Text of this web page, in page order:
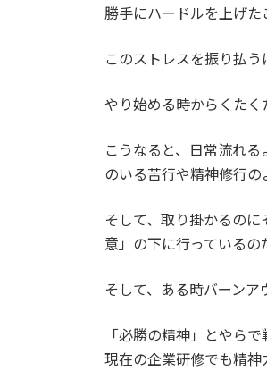
勝手にハードルを上げた
このストレスを振り払
やり始める時からくたく
こうなると、日常流れ
のいる苦行や精神修行の
そして、取り掛かるの
意」の下に行っているの
そして、ある時バーンア
「必勝の精神」とやら
現在の企業研修でも精神